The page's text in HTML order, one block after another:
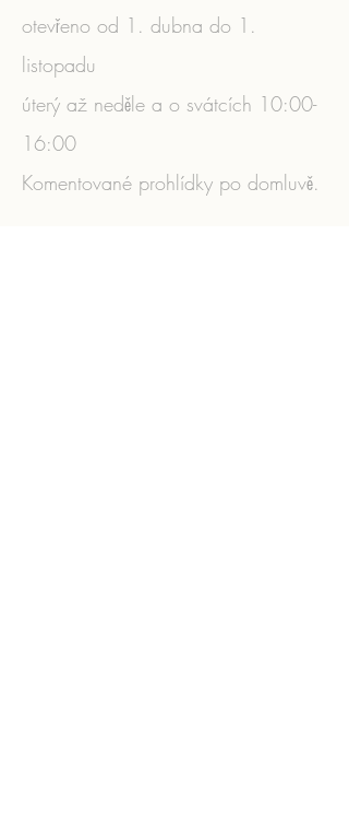
otevřeno od 1. dubna do 1.
listopadu
úterý až neděle a o svátcích 10:00-
16:00
Komentované prohlídky po domluvě.